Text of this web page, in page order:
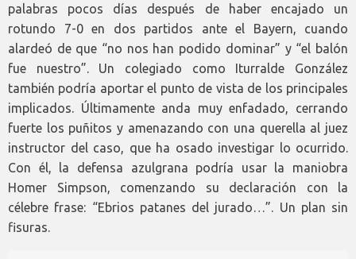
palabras pocos días después de haber encajado un
rotundo 7-0 en dos partidos ante el Bayern, cuando
alardeó de que “no nos han podido dominar” y “el balón
fue nuestro”. Un colegiado como Iturralde González
también podría aportar el punto de vista de los principales
implicados. Últimamente anda muy enfadado, cerrando
fuerte los puñitos y amenazando con una querella al juez
instructor del caso, que ha osado investigar lo ocurrido.
Con él, la defensa azulgrana podría usar la maniobra
Homer Simpson, comenzando su declaración con la
célebre frase: “Ebrios patanes del jurado…”. Un plan sin
fisuras.